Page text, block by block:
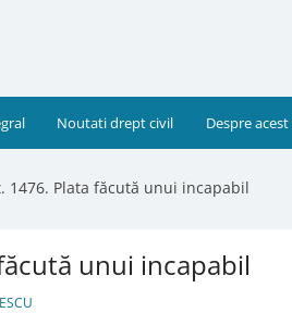
Noutati drept civil Despre
1476. Plata făcută unui incapabil
unui incapabil